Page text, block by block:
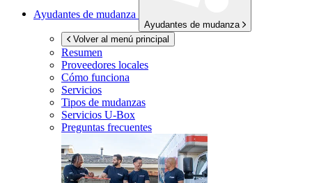
Ayudantes de mudanza
Ayudantes de mudanza
Volver al menú principal
Resumen
Proveedores locales
Cómo funciona
Servicios
Tipos de mudanzas
Servicios U-Box
Preguntas frecuentes